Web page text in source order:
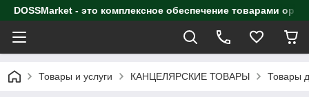
DOSSMarket - это комплексное обеспечение товарами
Товары и услуги КАНЦЕЛЯРСКИЕ ТОВАРЫ Товары